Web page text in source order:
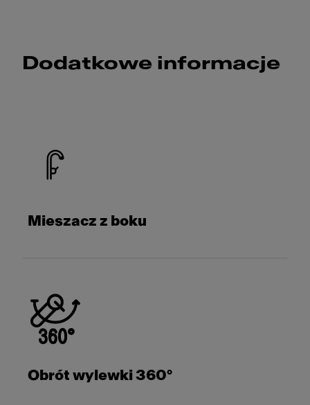
Dodatkowe informacje
Mieszacz z boku
Obrót wylewki 360°